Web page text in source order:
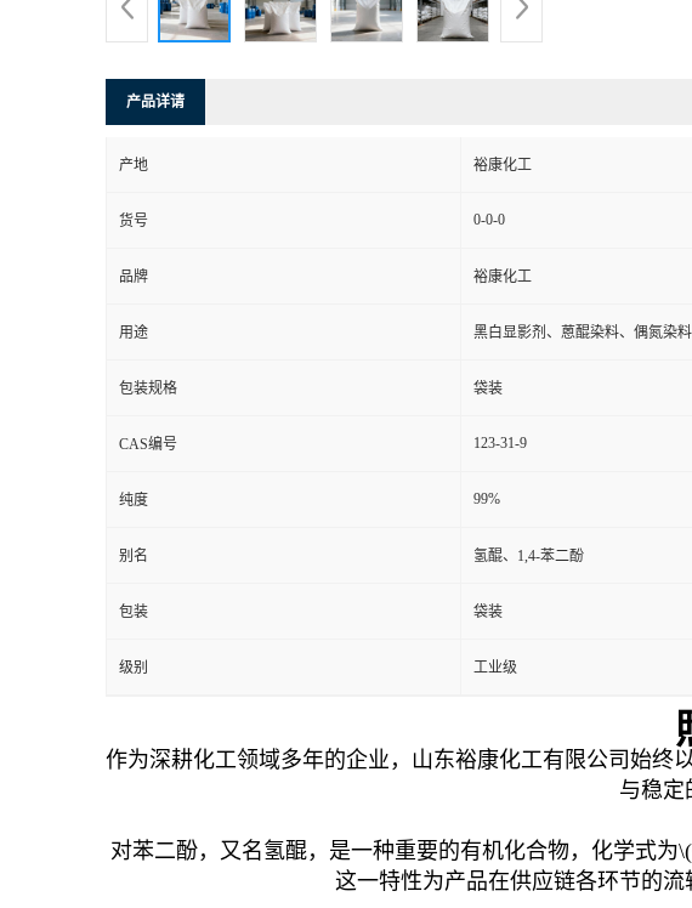
产品详请
产地 裕康化工
货号 0-0-0
品牌 裕康化工
用途 黑白显影剂、蒽醌染料、偶氮染
包装规格 袋装
CAS编号 123-31-9
纯度 99%
别名 氢醌、1,4-苯二酚
包装 袋装
级别 工业级
作为深耕化工领域多年的企业，山东裕康化工有限公司始终
与稳定
对苯二酚，又名氢醌，是一种重要的有机化合物，化学式为
这一特性为产品在供应链各环节的